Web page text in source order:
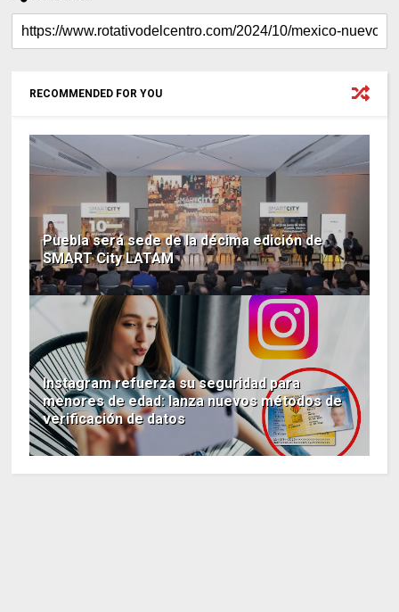
RECOMMENDED FOR YOU
Puebla será sede de la décima edición de
SMART City LATAM
Instagram refuerza su seguridad para
menores de edad: lanza nuevos métodos de
verificación de datos